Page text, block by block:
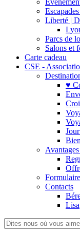
Liberté |
Parcs de
Salons et
Carte cadeau
CSE -
♥
Contacts
Lisa